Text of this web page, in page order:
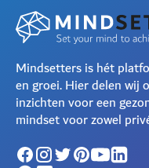
Mindsetters is hét
en groei. Hier delen wij
inzichten voor een
mindset voor zowel